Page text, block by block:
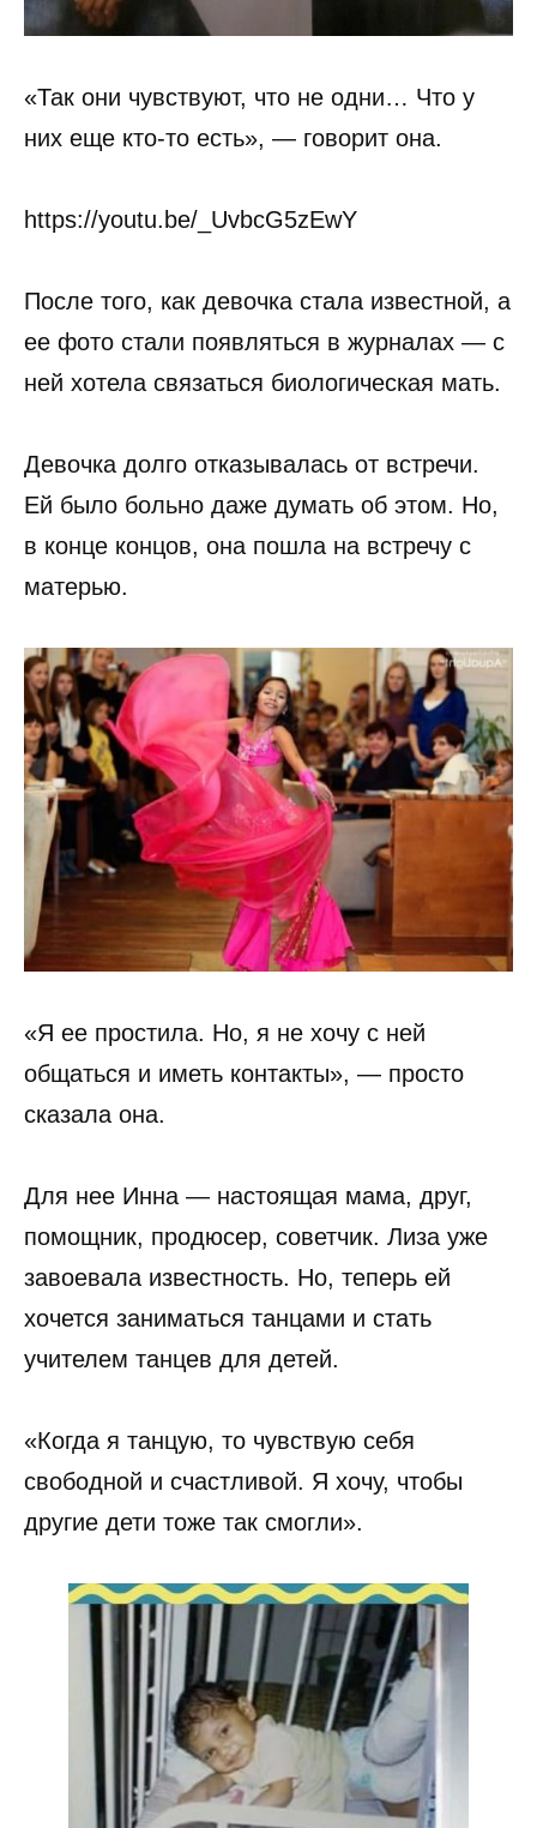
«Так они чувствуют, что не одни… Что у
них еще кто-то есть», — говорит она.
https://youtu.be/_UvbcG5zEwY
После того, как девочка стала известной, а
ее фото стали появляться в журналах — с
ней хотела связаться биологическая мать.
Девочка долго отказывалась от встречи.
Ей было больно даже думать об этом. Но,
в конце концов, она пошла на встречу с
матерью.
«Я ее простила. Но, я не хочу с ней
общаться и иметь контакты», — просто
сказала она.
Для нее Инна — настоящая мама, друг,
помощник, продюсер, советчик. Лиза уже
завоевала известность. Но, теперь ей
хочется заниматься танцами и стать
учителем танцев для детей.
«Когда я танцую, то чувствую себя
свободной и счастливой. Я хочу, чтобы
другие дети тоже так смогли».